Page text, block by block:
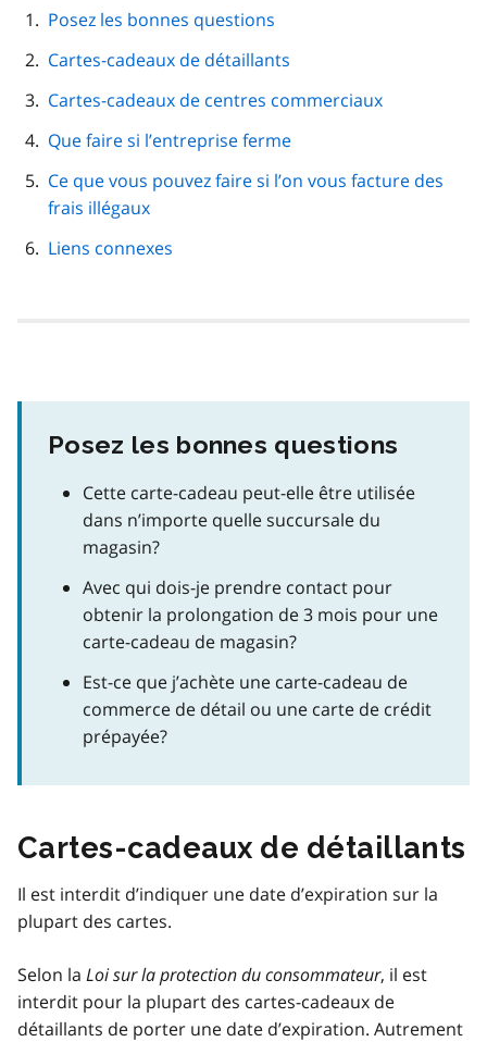
navigation
page
Posez les bonnes questions
Cartes-cadeaux de détaillants
Cartes-cadeaux de centres commerciaux
Que faire si l’entreprise ferme
Ce que vous pouvez faire si l’on vous facture des
frais illégaux
Liens connexes
Posez les bonnes questions
Cette carte-cadeau peut-elle être utilisée
dans n’importe quelle succursale du
magasin?
Avec qui dois-je prendre contact pour
obtenir la prolongation de 3 mois pour une
carte-cadeau de magasin?
Est-ce que j’achète une carte-cadeau de
commerce de détail ou une carte de crédit
prépayée?
Cartes-cadeaux de détaillants
Il est interdit d’indiquer une date d’expiration sur la
plupart des cartes.
Selon la Loi sur la protection du consommateur, il est
interdit pour la plupart des cartes-cadeaux de
détaillants de porter une date d’expiration. Autrement